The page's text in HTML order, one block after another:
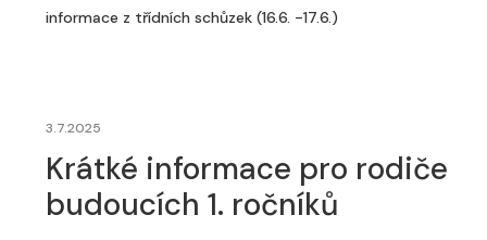
informace z třídních schůzek (16.6. -17.6.)
3.7.2025
Krátké informace pro rodiče
budoucích 1. ročníků